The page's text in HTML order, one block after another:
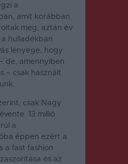
a
amit korábban
meg, aztán év
hulladékban
lényege, hogy
de, amennyiben
– csak használt
csak Nagy
13 millió
a
éppen ezért a
a fast fashion
és az